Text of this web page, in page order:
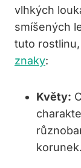
vlhkých
smíšených
tuto rostlinu,
znaky:
Květy:
korunek.